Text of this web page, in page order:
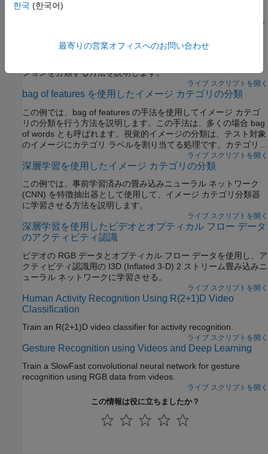
イメージ分類のためのビジョン トランスフォーマー ネッ
この例では、事前学習済みのビジョン トランスフォーマー (ViT)
ションを分類する方法を説明します。
ライブ スクリプトを開く
bag of features を使用したイメージ カテゴリの分類
この例では、bag of features の手法を使用してイメージ カテゴ
リの分類を行う方法を説明します。この手法は、多くの場合 bag
of words とも呼ばれます。視覚的イメージの分類は、テスト対象
のイメージにカテゴリ ラベルを割り当てる処理です。カテゴリに
は犬、猫、列車、船舶など、あらゆるものを表すイメージが含ま
れます。
ライブ スクリプトを開く
深層学習を使用したイメージ カテゴリの分類
この例では、事前学習済みの畳み込みニューラル ネットワーク
(CNN) を特徴抽出器として使用して、イメージ カテゴリ分類器
に学習させる方法を説明します。
ライブ スクリプトを開く
深層学習を使用したビデオとオプティカル フロー データ
のアクティビティ認識
ビデオの RGB データとオプティカル フロー データを使用し、ア
クティビティ認識用の I3D (Inflated 3-D) 2 ストリーム畳み込みニ
ューラル ネットワークに学習させる。
ライブ スクリプトを開く
Human Activity Recognition Using R(2+1)D Video
Classification
Train an R(2+1)D video classifier for activity recognition.
ライブ スクリプトを開く
Gesture Recognition using Videos and Deep Learning
Train a SlowFast convolutional neural network for gesture
recognition using RGB data from videos.
ライブ スクリプトを開く
この情報は役に立ちましたか？
한국 (한국어)
最寄りの営業オフィスへのお問い合わせ